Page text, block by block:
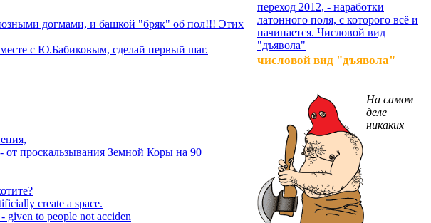
догмами, и башкой "бряк" об пол!!! Этих
с Ю.Бабиковым, сделай первый шаг.
от проскальзывания Земной Коры на 90
create a space.
given to people not acciden
переход 2012, - наработки
латонного поля, с которого всё и
начинается. Числовой вид
"дъявола"
числовой вид "дъявола"
На самом
деле
никаких